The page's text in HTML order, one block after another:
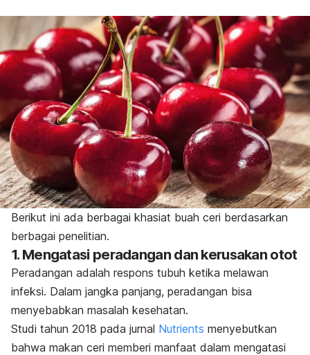
Berikut ini ada berbagai khasiat buah ceri berdasarkan
berbagai penelitian.
1. Mengatasi peradangan dan kerusakan otot
Peradangan adalah respons tubuh ketika melawan
infeksi. Dalam jangka panjang, peradangan bisa
menyebabkan masalah kesehatan.
Studi tahun 2018 pada jurnal Nutrients menyebutkan
bahwa makan ceri memberi manfaat dalam mengatasi